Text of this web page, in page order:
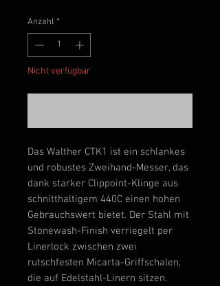
Anzahl *
Nicht verfügbar
Das Walther CTK1 ist ein schlankes
und robustes Zweihand-Messer, das
dank starker Clippoint-Klinge aus
schnitthaltigem 440C einen hohen
Gebrauchswert bietet. Der Stahl mit
Stonewash-Finish verriegelt per
Linerlock zwischen zwei
rutschfesten Micarta-Griffschalen,
die auf Edelstahl-Linern sitzen.